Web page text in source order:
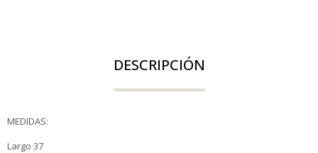
DESCRIPCIÓN
MEDIDAS:
Largo 37